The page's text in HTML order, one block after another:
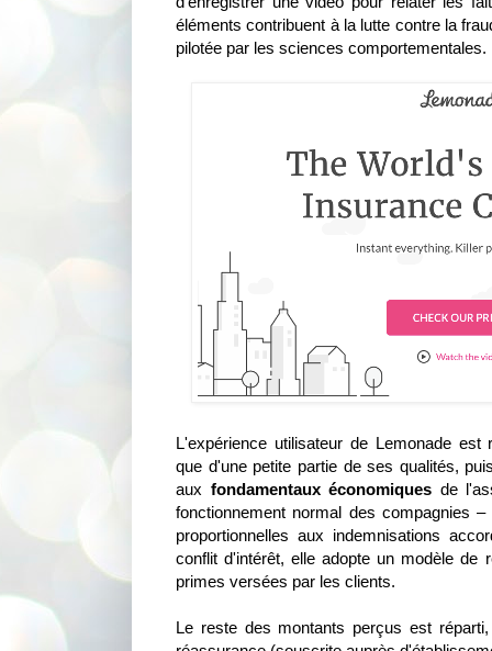
éléments contribuent à la lutte contre la
pilotée par les sciences comportementales.
L'expérience utilisateur de Lemonade est
que d'une petite partie de ses qualités,
aux fondamentaux économiques de
fonctionnement normal des compagnies
proportionnelles aux indemnisations
conflit d'intérêt, elle adopte un modèle de
primes versées par les clients.
Le reste des montants perçus est